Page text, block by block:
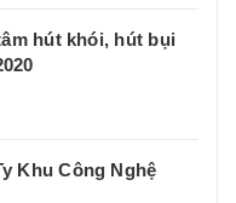
hút khói, hút bụi
Khu Công Nghệ